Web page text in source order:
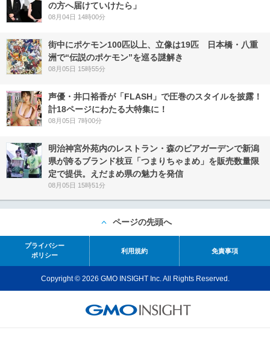
の方へ届けていけたら」
08月04日 14時00分
街中にポケモン100匹以上、立像は19匹 日本橋・八重
洲で“伝説のポケモン”を巡る謎解き
08月05日 15時55分
声優・井口裕香が「FLASH」で圧巻のスタイルを披露！
計18ページにわたる大特集に！
08月05日 7時00分
明治神宮外苑内のレストラン・森のビアガーデンで新潟
県が誇るブランド枝豆「つまりちゃまめ」を販売数量限
定で提供。えだまめ県の魅力を発信
08月05日 15時51分
ページの先頭へ
プライバシー
ポリシー
利用規約 免責事項
Copyright © 2026 GMO INSIGHT Inc. All Rights Reserved.